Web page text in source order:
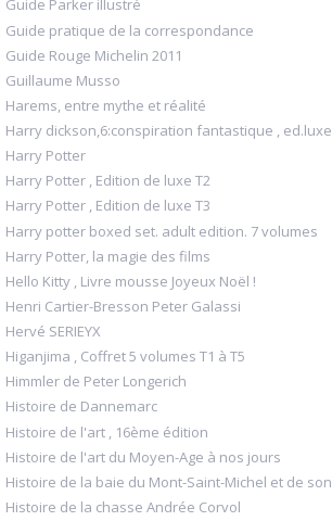
Guide Parker illustré
Guide pratique de la correspondance
Guide Rouge Michelin 2011
Guillaume Musso
Harems, entre mythe et réalité
Harry dickson,6:conspiration fantastique , ed.luxe
Harry Potter
Harry Potter , Edition de luxe T2
Harry Potter , Edition de luxe T3
Harry potter boxed set. adult edition. 7 volumes
Harry Potter, la magie des films
Hello Kitty , Livre mousse Joyeux Noël !
Henri Cartier-Bresson Peter Galassi
Hervé SERIEYX
Higanjima , Coffret 5 volumes T1 à T5
Himmler de Peter Longerich
Histoire de Dannemarc
Histoire de l'art , 16ème édition
Histoire de l'art du Moyen-Age à nos jours
Histoire de la baie du Mont-Saint-Michel et de son
Histoire de la chasse Andrée Corvol